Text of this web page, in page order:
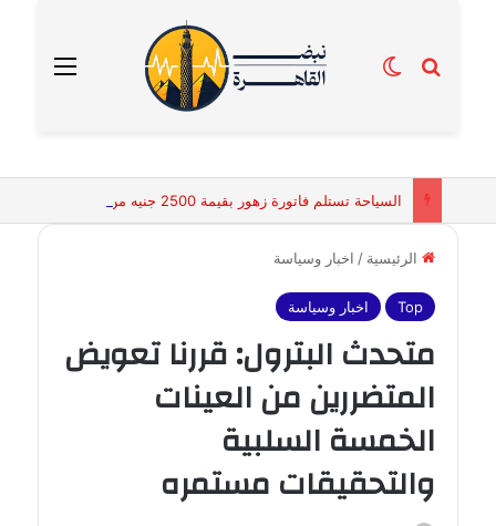
القائمة بحث عنالوضع المظلم
الرئيسية / اخبار وسياسة
Top اخبار وسياسة
متحدث البترول: قررنا تعويض
المتضررين من العينات
الخمسة السلبية
والتحقيقات مستمره